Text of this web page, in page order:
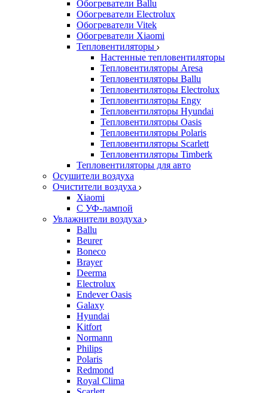
Обогреватели Ballu
Обогреватели Electrolux
Обогреватели Vitek
Обогреватели Xiaomi
Тепловентиляторы
Настенные тепловентиляторы
Тепловентиляторы Aresa
Тепловентиляторы Ballu
Тепловентиляторы Electrolux
Тепловентиляторы Engy
Тепловентиляторы Hyundai
Тепловентиляторы Oasis
Тепловентиляторы Polaris
Тепловентиляторы Scarlett
Тепловентиляторы Timberk
Тепловентиляторы для авто
Осушители воздуха
Очистители воздуха
Xiaomi
С УФ-лампой
Увлажнители воздуха
Ballu
Beurer
Boneco
Brayer
Deerma
Electrolux
Endever Oasis
Galaxy
Hyundai
Kitfort
Normann
Philips
Polaris
Redmond
Royal Clima